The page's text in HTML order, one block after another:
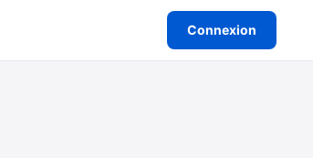
Connexion